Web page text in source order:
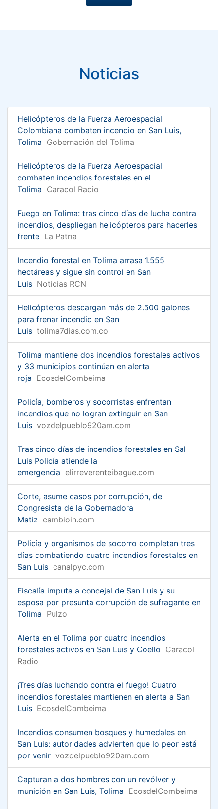
Noticias
Helicópteros de la Fuerza Aeroespacial
Colombiana combaten incendio en San Luis,
Tolima Gobernación del Tolima
Helicópteros de la Fuerza Aeroespacial
combaten incendios forestales en el
Tolima Caracol Radio
Fuego en Tolima: tras cinco días de lucha contra
incendios, despliegan helicópteros para hacerles
frente La Patria
Incendio forestal en Tolima arrasa 1.555
hectáreas y sigue sin control en San
Luis Noticias RCN
Helicópteros descargan más de 2.500 galones
para frenar incendio en San
Luis tolima7dias.com.co
Tolima mantiene dos incendios forestales activos
y 33 municipios continúan en alerta
roja EcosdelCombeima
Policía, bomberos y socorristas enfrentan
incendios que no logran extinguir en San
Luis vozdelpueblo920am.com
Tras cinco días de incendios forestales en Sal
Luis Policía atiende la
emergencia elirreverenteibague.com
Corte, asume casos por corrupción, del
Congresista de la Gobernadora
Matiz cambioin.com
Policía y organismos de socorro completan tres
días combatiendo cuatro incendios forestales en
San Luis canalpyc.com
Fiscalía imputa a concejal de San Luis y su
esposa por presunta corrupción de sufragante en
Tolima Pulzo
Alerta en el Tolima por cuatro incendios
forestales activos en San Luis y Coello Caracol
Radio
¡Tres días luchando contra el fuego! Cuatro
incendios forestales mantienen en alerta a San
Luis EcosdelCombeima
Incendios consumen bosques y humedales en
San Luis: autoridades advierten que lo peor está
por venir vozdelpueblo920am.com
Capturan a dos hombres con un revólver y
munición en San Luis, Tolima EcosdelCombeima